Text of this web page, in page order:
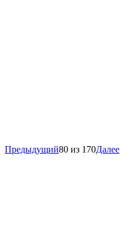
Предыдущий80 из 170Далее